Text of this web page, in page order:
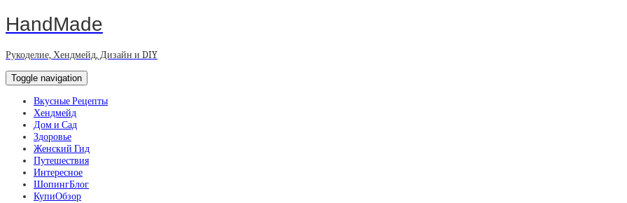
HandMade
Рукоделие, Хендмейд, Дизайн и DIY
Toggle navigation
Вкусные Рецепты
Хендмейд
Дом и Сад
Здоровье
Женский Гид
Путешествия
Интересное
ШопингБлог
КупиОбзор